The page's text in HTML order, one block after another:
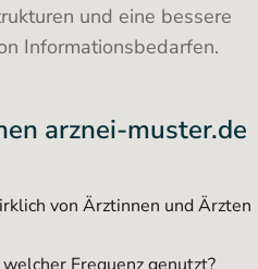
und eine bessere
Informationsbedarfen.
arznei-muster.de
von Ärztinnen und Ärzten